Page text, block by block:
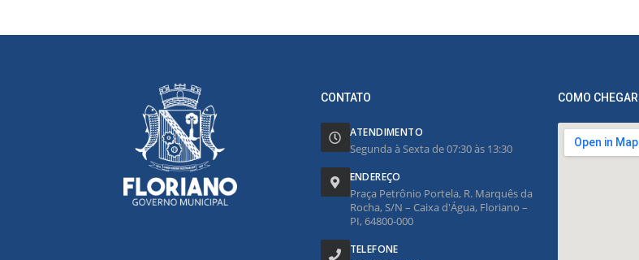
CONTATO
ATENDIMENTO
Segunda à Sexta de 07:30 às 13:30
ENDEREÇO
Praça Petrônio Portela, R. Marquês da
Rocha, S/N – Caixa d'Água, Floriano –
PI, 64800-000
TELEFONE
COMO CHEGAR